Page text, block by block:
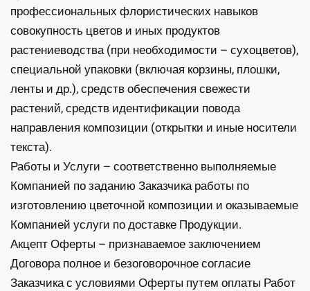
профессиональных флористических навыков
совокупность цветов и иных продуктов
растениеводства (при необходимости – сухоцветов),
специальной упаковки (включая корзины, плошки,
ленты и др.), средств обеспечения свежести
растений, средств идентификации повода
направления композиции (открытки и иные носители
текста).
Работы и Услуги – соответственно выполняемые
Компанией по заданию Заказчика работы по
изготовлению цветочной композиции и оказываемые
Компанией услуги по доставке Продукции.
Акцепт Оферты – признаваемое заключением
Договора полное и безоговорочное согласие
Заказчика с условиями Оферты путем оплаты Работ